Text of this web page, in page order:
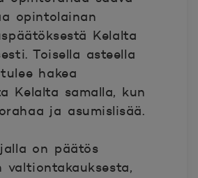
opintolainan
Kelalta
Toisella asteella
hakea
Kelalta samalla, kun
ja asumislisää.
on päätös
valtiontakauksesta,